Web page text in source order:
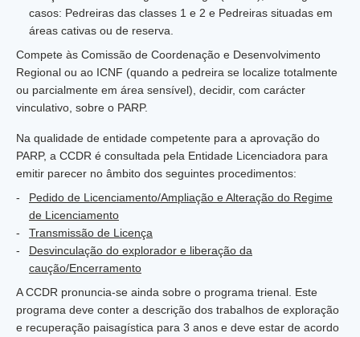
casos: Pedreiras das classes 1 e 2 e Pedreiras situadas em
áreas cativas ou de reserva.
Compete às Comissão de Coordenação e Desenvolvimento
Regional ou ao ICNF (quando a pedreira se localize totalmente
ou parcialmente em área sensível), decidir, com carácter
vinculativo, sobre o PARP.
Na qualidade de entidade competente para a aprovação do
PARP, a CCDR é consultada pela Entidade Licenciadora para
emitir parecer no âmbito dos seguintes procedimentos:
Pedido de Licenciamento/Ampliação e Alteração do Regime
de Licenciamento
Transmissão de Licença
Desvinculação do explorador e liberação da
caução/Encerramento
A CCDR pronuncia-se ainda sobre o programa trienal. Este
programa deve conter a descrição dos trabalhos de exploração
e recuperação paisagística para 3 anos e deve estar de acordo